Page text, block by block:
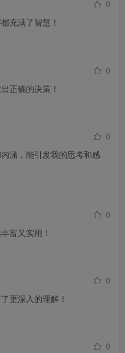
0
充满了智慧！
0
正确的决策！
0
涵，能引发我的思考和感
0
富又实用！
0
更深入的理解！
0